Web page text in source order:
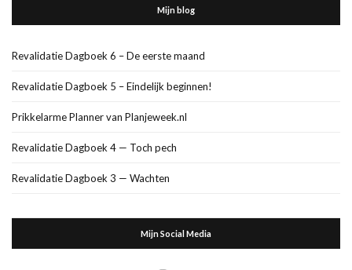
Mijn blog
Revalidatie Dagboek 6 – De eerste maand
Revalidatie Dagboek 5 – Eindelijk beginnen!
Prikkelarme Planner van Planjeweek.nl
Revalidatie Dagboek 4 — Toch pech
Revalidatie Dagboek 3 — Wachten
Mijn Social Media